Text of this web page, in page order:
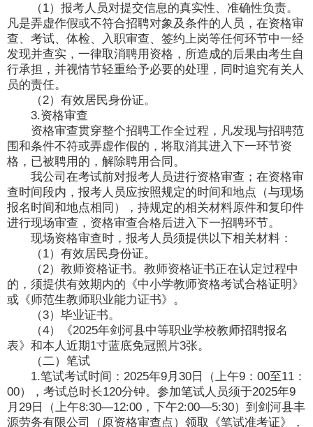
（1）报考人员对提交信息的真实性、准确性负责。
凡是弄虚作假或不符合招聘对象及条件的人员，在资格审
查、考试、体检、入职审查、签约上岗等任何环节中一经
发现并查实，一律取消聘用资格，所造成的后果由考生自
行承担，并视情节轻重给予必要的处理，同时追究有关人
员的责任。
（2）有效居民身份证。
3.资格审查
资格审查贯穿整个招聘工作全过程，凡发现与招聘范
围和条件不符或弄虚作假的，将取消其进入下一环节资
格，已被聘用的，解除聘用合同。
我公司在考试前对报考人员进行资格审查；在资格审
查时间段内，报考人员应按照规定的时间和地点（与现场
报名时间和地点相同），持规定的相关材料原件和复印件
进行现场审查，资格审查合格后进入下一招聘环节。
现场资格审查时，报考人员须提供以下相关材料：
（1）有效居民身份证。
（2）教师资格证书。教师资格证书正在认定过程中
的，须提供有效期内的《中小学教师资格考试合格证明》
或《师范生教师职业能力证书》。
（3）毕业证书。
（4）《2025年剑河县中等职业学校教师招聘报名
表》和本人近期1寸蓝底免冠照片3张。
（二）笔试
1.笔试考试时间：2025年9月30日（上午9：00至11：
00），考试总时长120分钟。参加笔试人员须于2025年9
月29日（上午8:30—12:00，下午2:00—5:30）到剑河县丰
源劳务有限公司（原资格审查点）领取《笔试准考证》，